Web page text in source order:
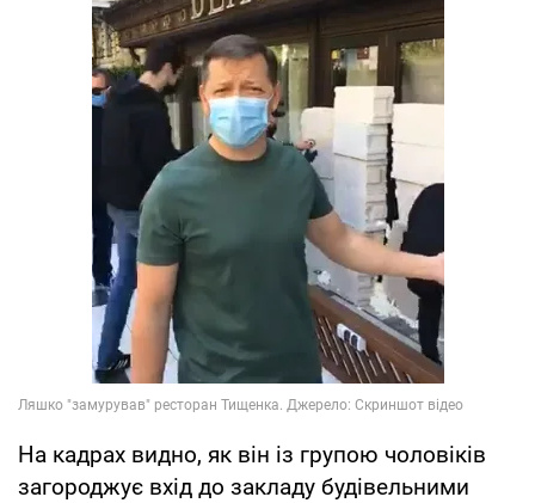
На кадрах видно, як він із групою чоловіків
загороджує вхід до закладу будівельними